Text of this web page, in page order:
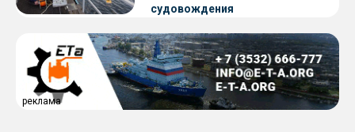
судовождения
реклама